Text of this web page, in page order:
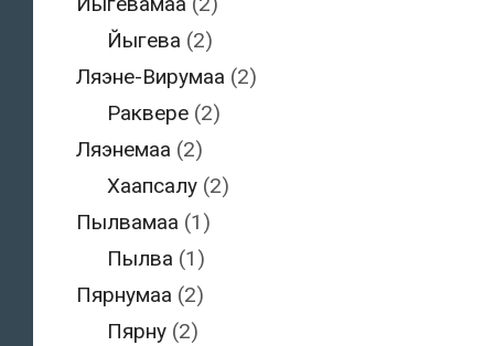
Йыгева (2)
Ляэне-Вирумаа (2)
Раквере (2)
Ляэнемаа (2)
Хаапсалу (2)
Пылвамаа (1)
Пылва (1)
Пярнумаа (2)
Пярну (2)